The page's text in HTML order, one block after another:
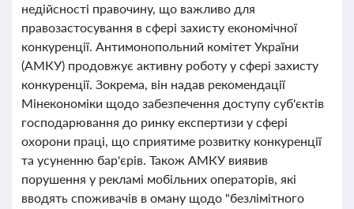
недійсності правочину, що важливо для
правозастосування в сфері захисту економічної
конкуренції. Антимонопольний комітет України
(АМКУ) продовжує активну роботу у сфері захисту
конкуренції. Зокрема, він надав рекомендації
Мінекономіки щодо забезпечення доступу суб'єктів
господарювання до ринку експертизи у сфері
охорони праці, що сприятиме розвитку конкуренції
та усуненню бар'єрів. Також АМКУ виявив
порушення у рекламі мобільних операторів, які
вводять споживачів в оману щодо "безлімітного